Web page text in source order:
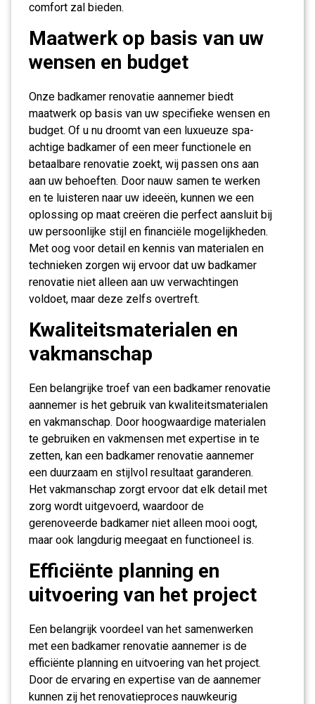
comfort zal bieden.
Maatwerk op basis van uw
wensen en budget
Onze badkamer renovatie aannemer biedt
maatwerk op basis van uw specifieke wensen en
budget. Of u nu droomt van een luxueuze spa-
achtige badkamer of een meer functionele en
betaalbare renovatie zoekt, wij passen ons aan
aan uw behoeften. Door nauw samen te werken
en te luisteren naar uw ideeën, kunnen we een
oplossing op maat creëren die perfect aansluit bij
uw persoonlijke stijl en financiële mogelijkheden.
Met oog voor detail en kennis van materialen en
technieken zorgen wij ervoor dat uw badkamer
renovatie niet alleen aan uw verwachtingen
voldoet, maar deze zelfs overtreft.
Kwaliteitsmaterialen en
vakmanschap
Een belangrijke troef van een badkamer renovatie
aannemer is het gebruik van kwaliteitsmaterialen
en vakmanschap. Door hoogwaardige materialen
te gebruiken en vakmensen met expertise in te
zetten, kan een badkamer renovatie aannemer
een duurzaam en stijlvol resultaat garanderen.
Het vakmanschap zorgt ervoor dat elk detail met
zorg wordt uitgevoerd, waardoor de
gerenoveerde badkamer niet alleen mooi oogt,
maar ook langdurig meegaat en functioneel is.
Efficiënte planning en
uitvoering van het project
Een belangrijk voordeel van het samenwerken
met een badkamer renovatie aannemer is de
efficiënte planning en uitvoering van het project.
Door de ervaring en expertise van de aannemer
kunnen zij het renovatieproces nauwkeurig